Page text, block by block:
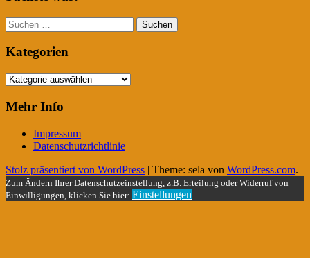
Suchen
nach:
Kategorien
Kategorien
Mehr Info
Impressum
Datenschutzrichtlinie
Stolz präsentiert von WordPress | Theme: sela von WordPress.com.
Zum Ändern Ihrer Datenschutzeinstellung, z.B. Erteilung oder Widerruf von
Einwilligungen, klicken Sie hier: Einstellungen